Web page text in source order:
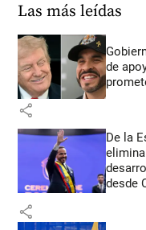
Las más leídas
de
share
De la
desde
share